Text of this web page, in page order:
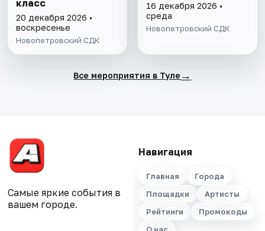
класс
20 декабря 2026 •
воскресенье
Новопетровский СДК
16 декабря 2026 •
среда
Новопетровский СДК
Все мероприятия в Туле →
Самые яркие события в
вашем городе.
Навигация
Главная
Города
Площадки
Артисты
Рейтинги
Промокоды